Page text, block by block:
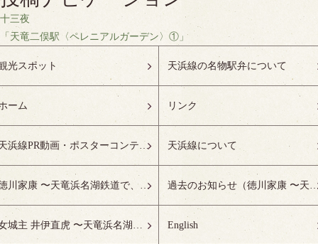
十三夜
「天竜二俣駅〈ペレニアルガーデン〉①」
光スポット 天浜線の名物駅弁について
ーム リンク
天浜線PR動画・ポスターコンテスト受賞作品特設ページ 天浜線について
徳川家康 〜天竜浜名湖鉄道で、徳川ゆかりの地へ！〜 過去のお知らせ（徳川家康 〜天竜浜名湖鉄道で、
女城主 井伊直虎 〜天竜浜名湖鉄道で、井の国へ！〜 English